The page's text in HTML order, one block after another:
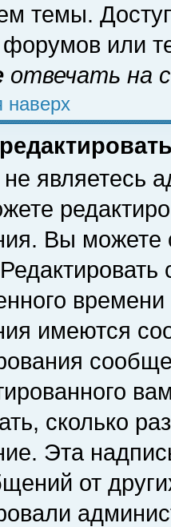
темы.
форумов или
отвечать на
наверх
являетесь
Вы можете
имеются
сколько
Эта
от